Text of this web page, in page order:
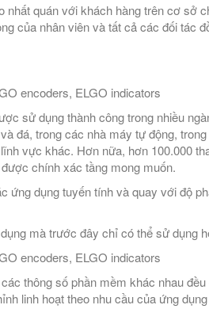
quán với khách hàng trên cơ sở
của nhân viên và tất cả các đối tác
encoders, ELGO indicators
sử dụng thành công trong nhiều
đá, trong các nhà máy tự động,
vực khác. Hơn nữa, hơn 100.000
chính xác tầng mong muốn.
ứng dụng tuyến tính và quay với độ
mà trước đây chỉ có thể sử dụng
encoders, ELGO indicators
thông số phần mềm khác nhau
linh hoạt theo nhu cầu của ứng